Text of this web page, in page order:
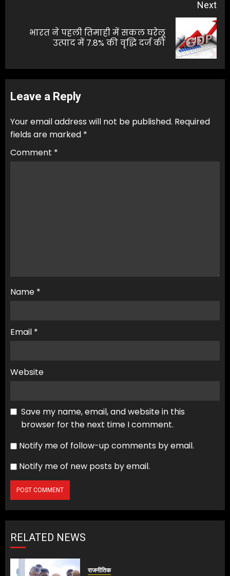
Next
Nextभारत ने पहली तिमाही में सकल घरेलू
उत्पाद में 7.8% की वृद्धि दर्ज की
Leave a Reply
Your email address will not be published. Required
fields are marked *
Comment *
Name *
Email *
Website
Save my name, email, and website in this
browser for the next time I comment.
Notify me of follow-up comments by email.
Notify me of new posts by email.
RELATED NEWS
राजनीतिक